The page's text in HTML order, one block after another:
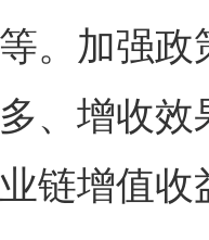
。加强
、增收
链增值收